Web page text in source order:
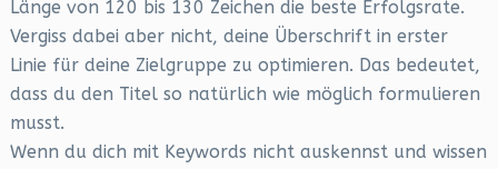
Länge von 120 bis 130 Zeichen die beste Erfolgsrate.
Vergiss dabei aber nicht, deine Überschrift in erster
Linie für deine Zielgruppe zu optimieren. Das bedeutet,
dass du den Titel so natürlich wie möglich formulieren
musst.
Wenn du dich mit Keywords nicht auskennst und wissen